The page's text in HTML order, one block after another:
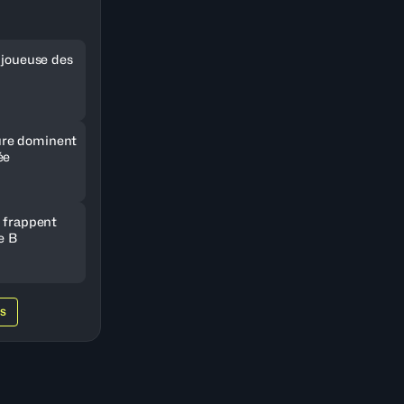
des
dominent
frappent
B